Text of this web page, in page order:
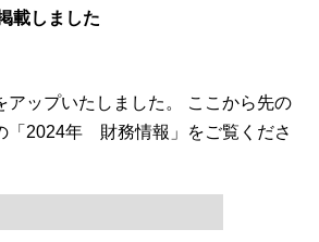
載しました
ップいたしました。 ここから先の
「2024年 財務情報」をご覧くださ